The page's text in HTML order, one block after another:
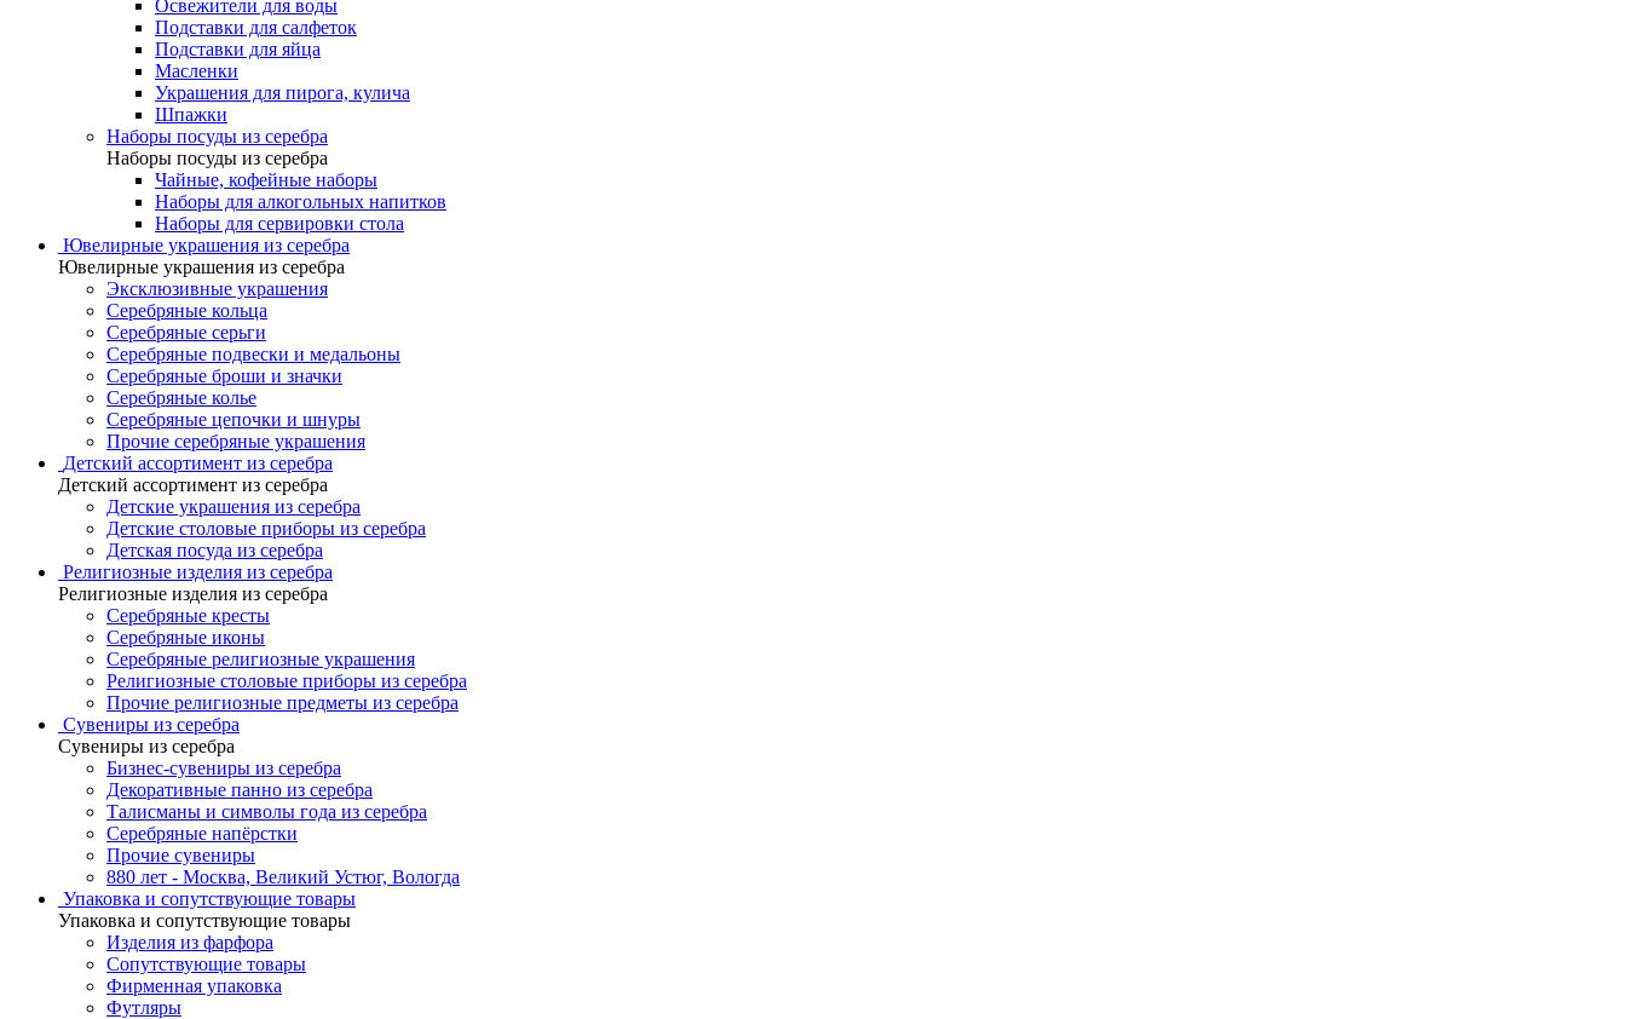
Освежители для воды
Подставки для салфеток
Подставки для яйца
Масленки
Украшения для пирога, кулича
Шпажки
Наборы посуды из серебра
Наборы посуды из серебра
Чайные, кофейные наборы
Наборы для алкогольных напитков
Наборы для сервировки стола
Ювелирные украшения из серебра
Ювелирные украшения из серебра
Эксклюзивные украшения
Серебряные кольца
Серебряные серьги
Серебряные подвески и медальоны
Серебряные броши и значки
Серебряные колье
Серебряные цепочки и шнуры
Прочие серебряные украшения
Детский ассортимент из серебра
Детский ассортимент из серебра
Детские украшения из серебра
Детские столовые приборы из серебра
Детская посуда из серебра
Религиозные изделия из серебра
Религиозные изделия из серебра
Серебряные кресты
Серебряные иконы
Серебряные религиозные украшения
Религиозные столовые приборы из серебра
Прочие религиозные предметы из серебра
Сувениры из серебра
Сувениры из серебра
Бизнес-сувениры из серебра
Декоративные панно из серебра
Талисманы и символы года из серебра
Серебряные напёрстки
Прочие сувениры
880 лет - Москва, Великий Устюг, Вологда
Упаковка и сопутствующие товары
Упаковка и сопутствующие товары
Изделия из фарфора
Сопутствующие товары
Фирменная упаковка
Футляры